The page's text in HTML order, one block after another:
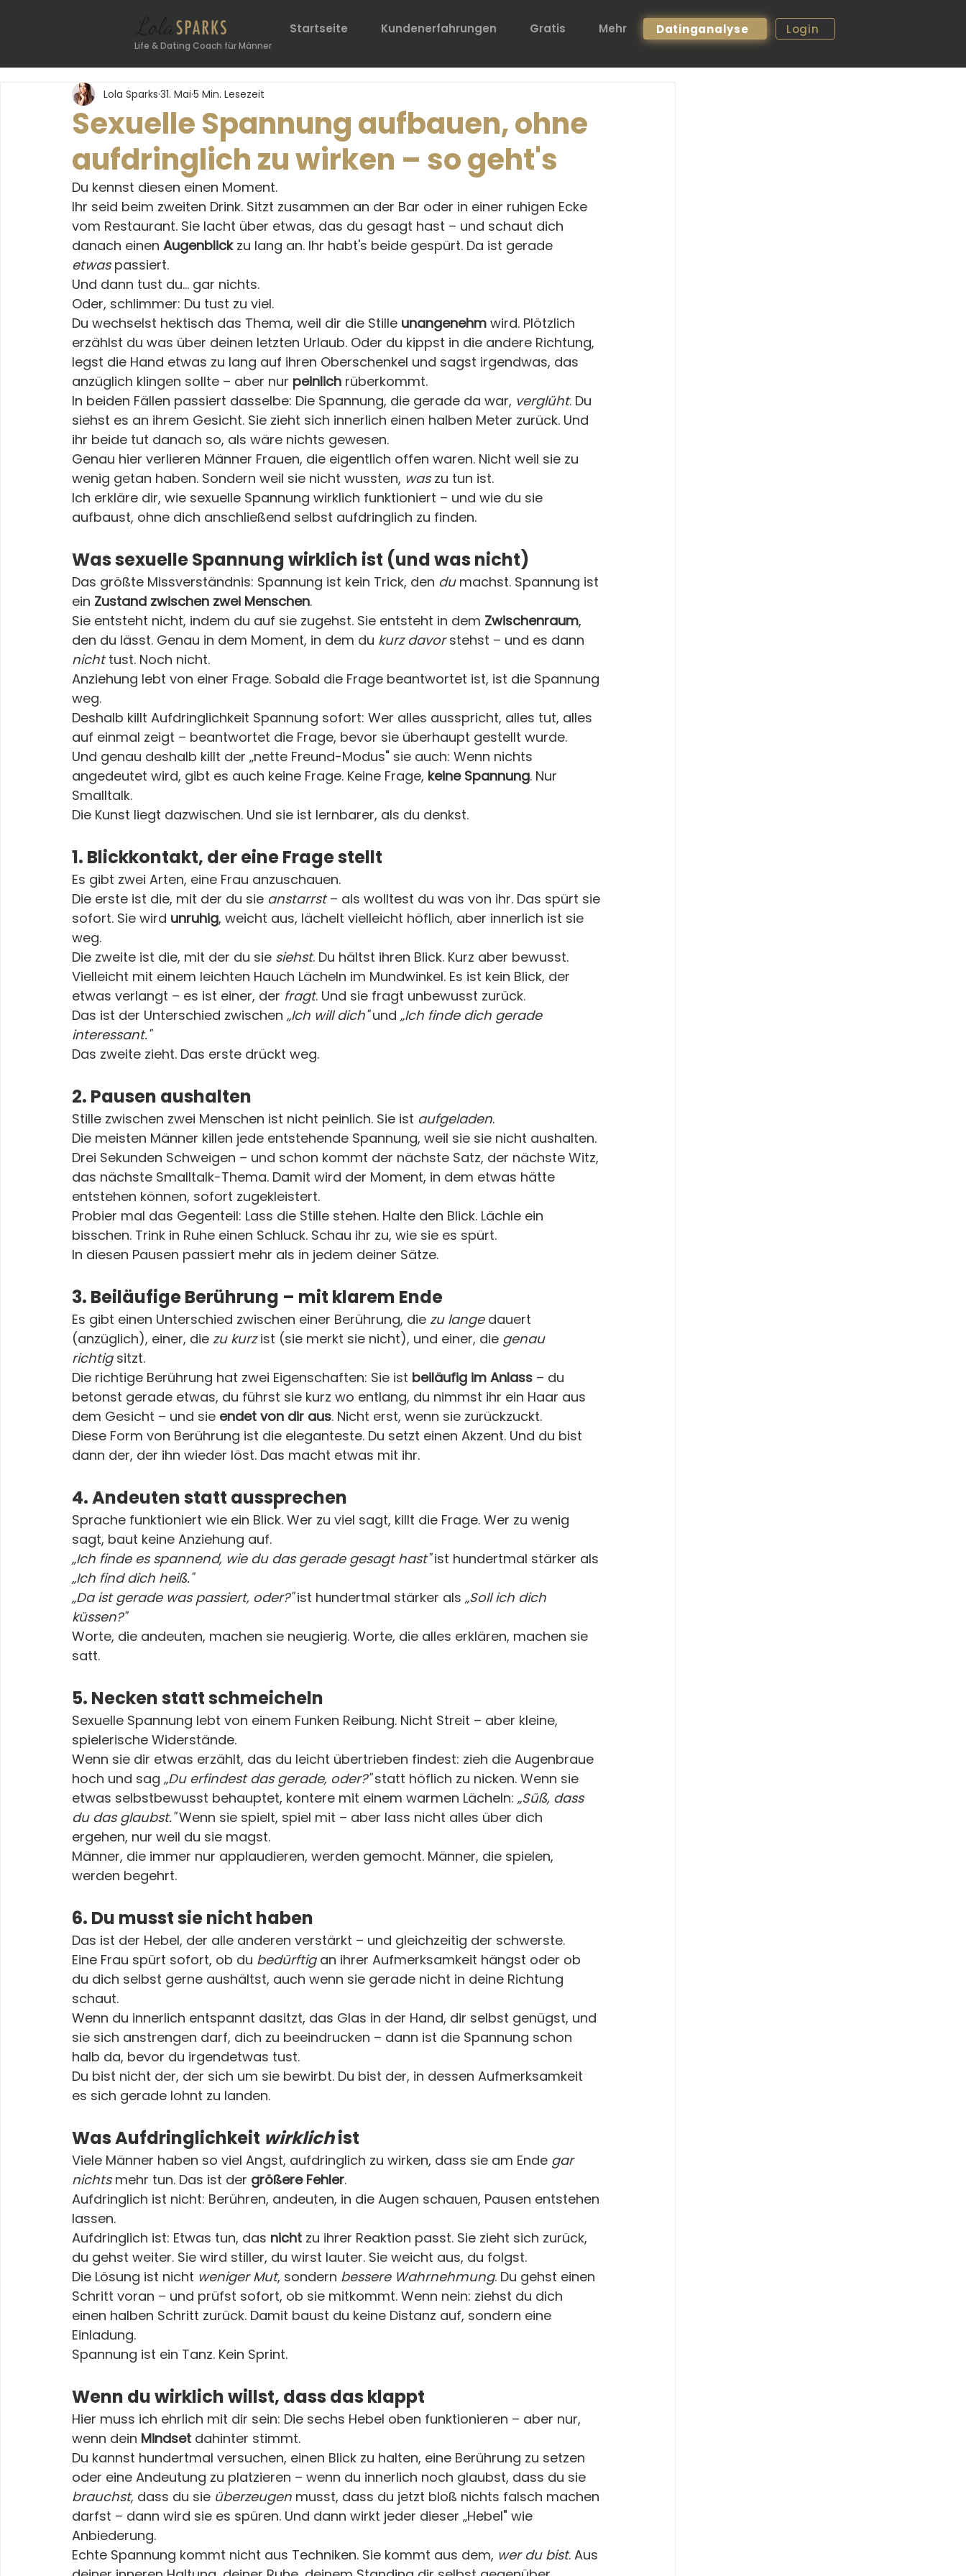
Life & Dating Coach für Männer
Startseite Kundenerfahrungen Gratis Mehr Datinganalyse Login
Sexuelle Spannung aufbauen, ohne
aufdringlich zu wirken – so geht's
Lola Sparks 31. Mai 5 Min. Lesezeit
Du kennst diesen einen Moment.
Ihr seid beim zweiten Drink. Sitzt zusammen an der Bar oder in einer ruhigen Ecke
vom Restaurant. Sie lacht über etwas, das du gesagt hast – und schaut dich
danach einen Augenblick zu lang an. Ihr habt's beide gespürt. Da ist gerade
etwas passiert.
Und dann tust du… gar nichts.
Oder, schlimmer: Du tust zu viel.
Du wechselst hektisch das Thema, weil dir die Stille unangenehm wird. Plötzlich
erzählst du was über deinen letzten Urlaub. Oder du kippst in die andere Richtung,
legst die Hand etwas zu lang auf ihren Oberschenkel und sagst irgendwas, das
anzüglich klingen sollte – aber nur peinlich rüberkommt.
In beiden Fällen passiert dasselbe: Die Spannung, die gerade da war, verglüht. Du
siehst es an ihrem Gesicht. Sie zieht sich innerlich einen halben Meter zurück. Und
ihr beide tut danach so, als wäre nichts gewesen.
Genau hier verlieren Männer Frauen, die eigentlich offen waren. Nicht weil sie zu
wenig getan haben. Sondern weil sie nicht wussten, was zu tun ist.
Ich erkläre dir, wie sexuelle Spannung wirklich funktioniert – und wie du sie
aufbaust, ohne dich anschließend selbst aufdringlich zu finden.
Was sexuelle Spannung wirklich ist (und was nicht)
Das größte Missverständnis: Spannung ist kein Trick, den du machst. Spannung ist
ein Zustand zwischen zwei Menschen.
Sie entsteht nicht, indem du auf sie zugehst. Sie entsteht in dem Zwischenraum,
den du lässt. Genau in dem Moment, in dem du kurz davor stehst – und es dann
nicht tust. Noch nicht.
Anziehung lebt von einer Frage. Sobald die Frage beantwortet ist, ist die Spannung
weg.
Deshalb killt Aufdringlichkeit Spannung sofort: Wer alles ausspricht, alles tut, alles
auf einmal zeigt – beantwortet die Frage, bevor sie überhaupt gestellt wurde.
Und genau deshalb killt der „nette Freund-Modus" sie auch: Wenn nichts
angedeutet wird, gibt es auch keine Frage. Keine Frage, keine Spannung. Nur
Smalltalk.
Die Kunst liegt dazwischen. Und sie ist lernbarer, als du denkst.
1. Blickkontakt, der eine Frage stellt
Es gibt zwei Arten, eine Frau anzuschauen.
Die erste ist die, mit der du sie anstarrst – als wolltest du was von ihr. Das spürt sie
sofort. Sie wird unruhig, weicht aus, lächelt vielleicht höflich, aber innerlich ist sie
weg.
Die zweite ist die, mit der du sie siehst. Du hältst ihren Blick. Kurz aber bewusst.
Vielleicht mit einem leichten Hauch Lächeln im Mundwinkel. Es ist kein Blick, der
etwas verlangt – es ist einer, der fragt. Und sie fragt unbewusst zurück.
Das ist der Unterschied zwischen „Ich will dich" und „Ich finde dich gerade
interessant."
Das zweite zieht. Das erste drückt weg.
2. Pausen aushalten
Stille zwischen zwei Menschen ist nicht peinlich. Sie ist aufgeladen.
Die meisten Männer killen jede entstehende Spannung, weil sie sie nicht aushalten.
Drei Sekunden Schweigen – und schon kommt der nächste Satz, der nächste Witz,
das nächste Smalltalk-Thema. Damit wird der Moment, in dem etwas hätte
entstehen können, sofort zugekleistert.
Probier mal das Gegenteil: Lass die Stille stehen. Halte den Blick. Lächle ein
bisschen. Trink in Ruhe einen Schluck. Schau ihr zu, wie sie es spürt.
In diesen Pausen passiert mehr als in jedem deiner Sätze.
3. Beiläufige Berührung – mit klarem Ende
Es gibt einen Unterschied zwischen einer Berührung, die zu lange dauert
(anzüglich), einer, die zu kurz ist (sie merkt sie nicht), und einer, die genau
richtig sitzt.
Die richtige Berührung hat zwei Eigenschaften: Sie ist beiläufig im Anlass – du
betonst gerade etwas, du führst sie kurz wo entlang, du nimmst ihr ein Haar aus
dem Gesicht – und sie endet von dir aus. Nicht erst, wenn sie zurückzuckt.
Diese Form von Berührung ist die eleganteste. Du setzt einen Akzent. Und du bist
dann der, der ihn wieder löst. Das macht etwas mit ihr.
4. Andeuten statt aussprechen
Sprache funktioniert wie ein Blick. Wer zu viel sagt, killt die Frage. Wer zu wenig
sagt, baut keine Anziehung auf.
„Ich finde es spannend, wie du das gerade gesagt hast" ist hundertmal stärker als
„Ich find dich heiß."
„Da ist gerade was passiert, oder?" ist hundertmal stärker als „Soll ich dich
küssen?"
Worte, die andeuten, machen sie neugierig. Worte, die alles erklären, machen sie
satt.
5. Necken statt schmeicheln
Sexuelle Spannung lebt von einem Funken Reibung. Nicht Streit – aber kleine,
spielerische Widerstände.
Wenn sie dir etwas erzählt, das du leicht übertrieben findest: zieh die Augenbraue
hoch und sag „Du erfindest das gerade, oder?" statt höflich zu nicken. Wenn sie
etwas selbstbewusst behauptet, kontere mit einem warmen Lächeln: „Süß, dass
du das glaubst." Wenn sie spielt, spiel mit – aber lass nicht alles über dich
ergehen, nur weil du sie magst.
Männer, die immer nur applaudieren, werden gemocht. Männer, die spielen,
werden begehrt.
6. Du musst sie nicht haben
Das ist der Hebel, der alle anderen verstärkt – und gleichzeitig der schwerste.
Eine Frau spürt sofort, ob du bedürftig an ihrer Aufmerksamkeit hängst oder ob
du dich selbst gerne aushältst, auch wenn sie gerade nicht in deine Richtung
schaut.
Wenn du innerlich entspannt dasitzt, das Glas in der Hand, dir selbst genügst, und
sie sich anstrengen darf, dich zu beeindrucken – dann ist die Spannung schon
halb da, bevor du irgendetwas tust.
Du bist nicht der, der sich um sie bewirbt. Du bist der, in dessen Aufmerksamkeit
es sich gerade lohnt zu landen.
Was Aufdringlichkeit wirklich ist
Viele Männer haben so viel Angst, aufdringlich zu wirken, dass sie am Ende gar
nichts mehr tun. Das ist der größere Fehler.
Aufdringlich ist nicht: Berühren, andeuten, in die Augen schauen, Pausen entstehen
lassen.
Aufdringlich ist: Etwas tun, das nicht zu ihrer Reaktion passt. Sie zieht sich zurück,
du gehst weiter. Sie wird stiller, du wirst lauter. Sie weicht aus, du folgst.
Die Lösung ist nicht weniger Mut, sondern bessere Wahrnehmung. Du gehst einen
Schritt voran – und prüfst sofort, ob sie mitkommt. Wenn nein: ziehst du dich
einen halben Schritt zurück. Damit baust du keine Distanz auf, sondern eine
Einladung.
Spannung ist ein Tanz. Kein Sprint.
Wenn du wirklich willst, dass das klappt
Hier muss ich ehrlich mit dir sein: Die sechs Hebel oben funktionieren – aber nur,
wenn dein Mindset dahinter stimmt.
Du kannst hundertmal versuchen, einen Blick zu halten, eine Berührung zu setzen
oder eine Andeutung zu platzieren – wenn du innerlich noch glaubst, dass du sie
brauchst, dass du sie überzeugen musst, dass du jetzt bloß nichts falsch machen
darfst – dann wird sie es spüren. Und dann wirkt jeder dieser „Hebel" wie
Anbiederung.
Echte Spannung kommt nicht aus Techniken. Sie kommt aus dem, wer du bist. Aus